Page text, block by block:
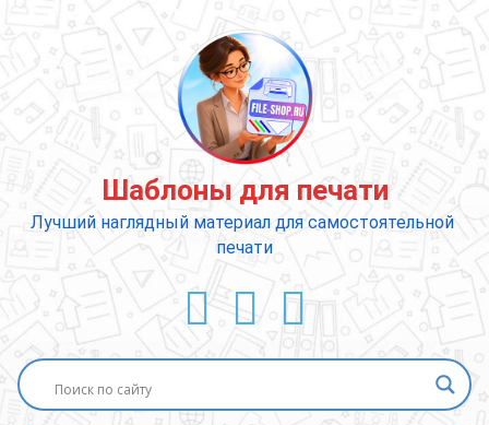
содержимому
Шаблоны для печати
Лучший наглядный материал для самостоятельной
печати
ВКонтакте
YouTube
E-mail